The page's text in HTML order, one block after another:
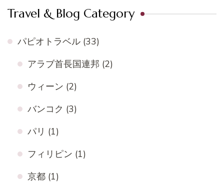
Travel & Blog Category
パピオトラベル (33)
アラブ首長国連邦 (2)
ウィーン (2)
バンコク (3)
パリ (1)
フィリピン (1)
京都 (1)